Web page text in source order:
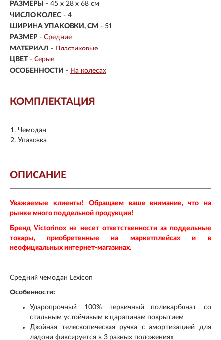
РАЗМЕРЫ
- 45 x 28 x 68 см
ЧИСЛО КОЛЕС - 4
ШИРИНА УПАКОВКИ, СМ - 51
РАЗМЕР - Средние
МАТЕРИАЛ - Пластиковые
ЦВЕТ - Серые
ОСОБЕННОСТИ - На колесах
КОМПЛЕКТАЦИЯ
Чемодан
Упаковка
ОПИСАНИЕ
Уважаемые клиенты! Обращаем ваше внимание, что на
рынке много поддельной продукции!
Бренд Victorinox не несет ответственности за поддельные
товары, приобретенные на маркетплейсах и в
неофициальных интернет-магазинах.
Средний чемодан Lexicon
Особенности:
Ударопрочный 100% первичный поликарбонат со
стильным устойчивым к царапинам покрытием
Двойная телескопическая ручка с амортизацией для
ладони фиксируется в 3 разных положениях